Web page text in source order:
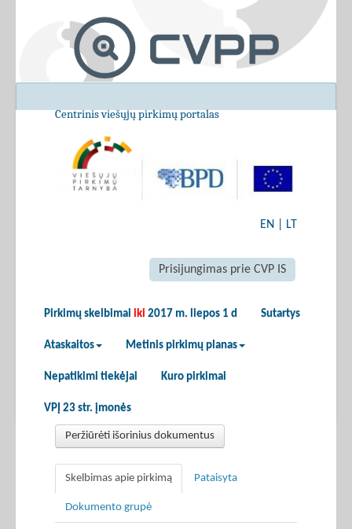
Centrinis viešųjų pirkimų portalas
EN LT
Prisijungimas prie CVP IS
Pirkimų skelbimai iki 2017 m. liepos 1 d Sutartys
Ataskaitos Metinis pirkimų planas
Nepatikimi tiekėjai Kuro pirkimai
VPĮ 23 str. įmonės
Peržiūrėti išorinius dokumentus
Skelbimas apie pirkimą Pataisyta
Dokumento grupė